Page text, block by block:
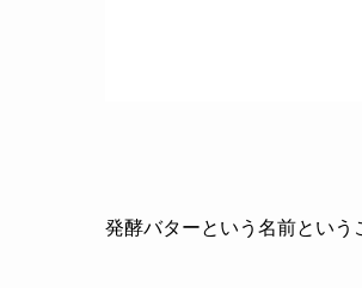
発酵バターという名前という